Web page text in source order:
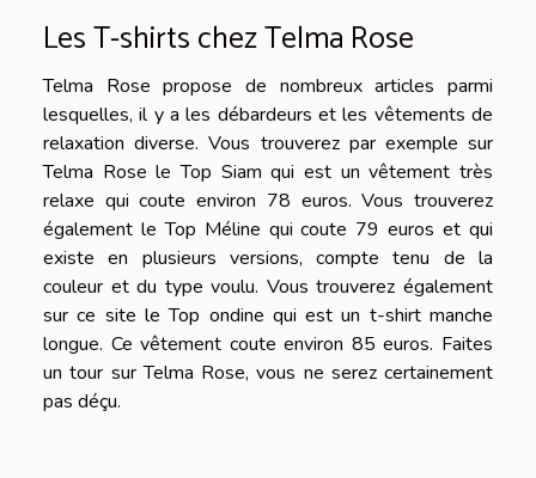
Les T-shirts chez Telma Rose
Telma Rose propose de nombreux articles parmi
lesquelles, il y a les débardeurs et les vêtements de
relaxation diverse. Vous trouverez par exemple sur
Telma Rose le Top Siam qui est un vêtement très
relaxe qui coute environ 78 euros. Vous trouverez
également le Top Méline qui coute 79 euros et qui
existe en plusieurs versions, compte tenu de la
couleur et du type voulu. Vous trouverez également
sur ce site le Top ondine qui est un t-shirt manche
longue. Ce vêtement coute environ 85 euros. Faites
un tour sur Telma Rose, vous ne serez certainement
pas déçu.